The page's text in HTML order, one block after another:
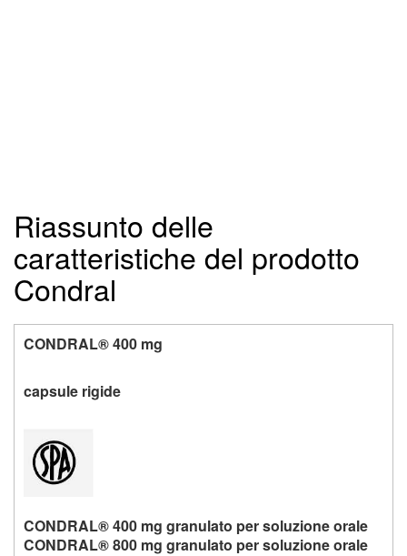
Riassunto delle
caratteristiche del prodotto
Condral
CONDRAL® 400 mg
capsule rigide
CONDRAL® 400 mg granulato per soluzione orale
CONDRAL® 800 mg granulato per soluzione orale